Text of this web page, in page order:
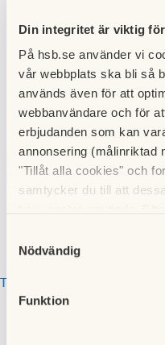
Din integritet är viktig
På hsb.se använder vi
vår webbplats ska bli så
används även för att
webbanvändare och för
erbjudanden som kan
annonsering (målinriktad
"Tillåt alla cookies" och
samtycker du till att
att endast tillåta ett urval.
Nödvändig
Funktion
Lägg till i min
Panncentralen21
18:00-
Till kalendariet